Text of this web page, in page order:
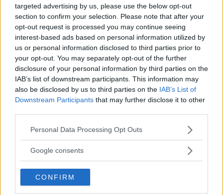
targeted advertising by us, please use the below opt-out
section to confirm your selection. Please note that after your
opt-out request is processed you may continue seeing
interest-based ads based on personal information utilized by
us or personal information disclosed to third parties prior to
your opt-out. You may separately opt-out of the further
disclosure of your personal information by third parties on the
IAB’s list of downstream participants. This information may
also be disclosed by us to third parties on the IAB’s List of
Downstream Participants that may further disclose it to other
Please note that this website/app uses one or more Google
not limited to your visit or usage behaviour. You may click to
use your data for below specified purposes in below Google
consent section.
Personal Data Processing Opt Outs
Google consents
CONFIRM
När onlinecasino blir en del av
den digitala vardagen i södra
Stockholm
EXTERN PARTNER. Södra Stockholm är en
del av […]